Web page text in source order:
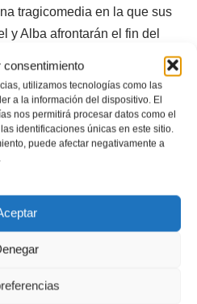
consentimiento
utilizamos tecnologías como las
a la información del dispositivo. El
nos permitirá procesar datos como el
identificaciones únicas en este sitio.
puede afectar negativamente a
tragicomedia en la que sus
y Alba afrontarán el fin del
y reviviendo sus vidas
mí, cuando ya no esté?
nosotros?”.
Nicolás Gaude y Gema
del Taller de Desarrollo
de Escena dirigido por
el 22 de octubre del año
creativa en la propia Sala